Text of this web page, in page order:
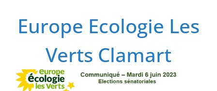
contenuEurope Ecologie Les
Verts Clamart